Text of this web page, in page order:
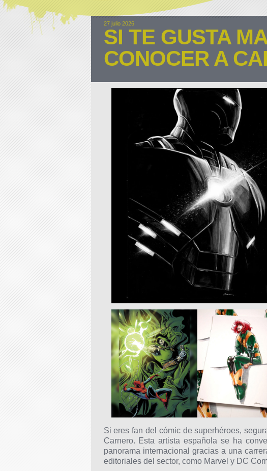
27 julio 2026
SI TE GUSTA
CONOCER A
Si eres fan del cómic de superhéroes,
Carnero. Esta artista española se ha
panorama internacional gracias a una
editoriales del sector, como Marvel y DC